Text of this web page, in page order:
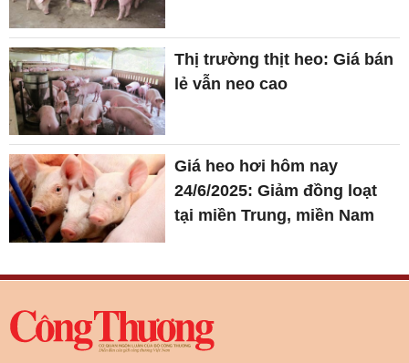
Thị trường thịt heo: Giá bán
lẻ vẫn neo cao
Giá heo hơi hôm nay
24/6/2025: Giảm đồng loạt
tại miền Trung, miền Nam